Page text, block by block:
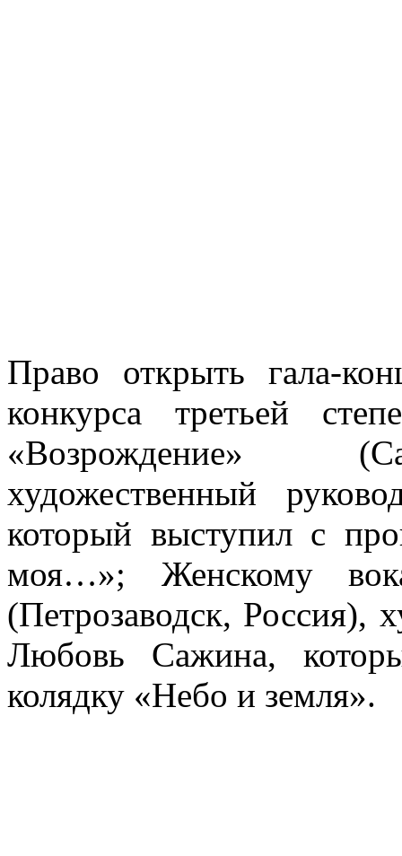
Право открыть гала-
конкурса третьей
«Возрождение»
художественный
который выступил с
моя…»; Женскому
(Петрозаводск, Россия),
Любовь Сажина,
колядку «Небо и земля».